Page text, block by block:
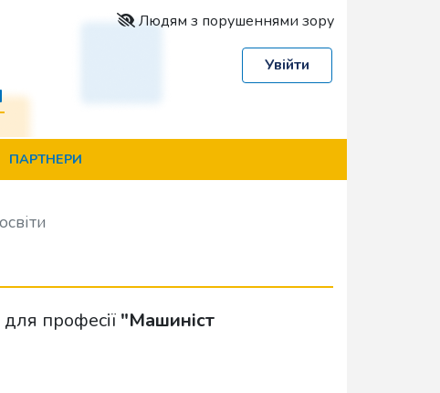
Людям з порушеннями зору
Увійти
ПАРТНЕРИ
професії "Машиніст